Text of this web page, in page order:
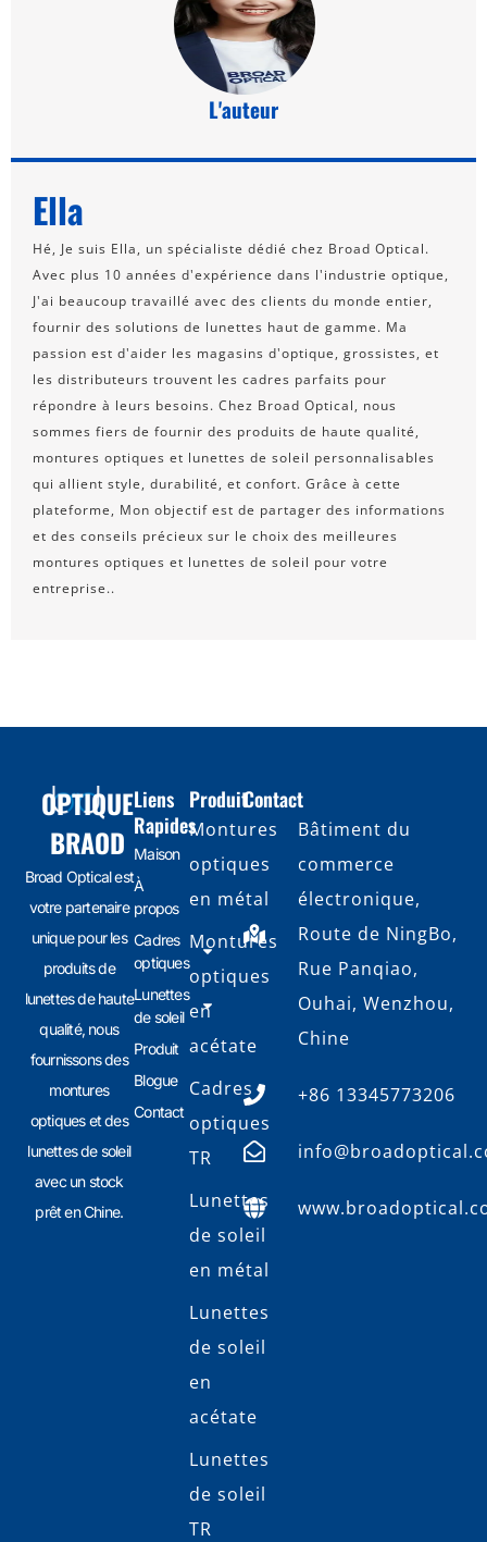
L'auteur
Ella
Hé, Je suis Ella, un spécialiste dédié chez Broad Optical.
Avec plus 10 années d'expérience dans l'industrie optique,
J'ai beaucoup travaillé avec des clients du monde entier,
fournir des solutions de lunettes haut de gamme. Ma
passion est d'aider les magasins d'optique, grossistes, et
les distributeurs trouvent les cadres parfaits pour
répondre à leurs besoins. Chez Broad Optical, nous
sommes fiers de fournir des produits de haute qualité,
montures optiques et lunettes de soleil personnalisables
qui allient style, durabilité, et confort. Grâce à cette
plateforme, Mon objectif est de partager des informations
et des conseils précieux sur le choix des meilleures
montures optiques et lunettes de soleil pour votre
entreprise..
OPTIQUE
BRAOD
Broad Optical est
votre partenaire
unique pour les
produits de
lunettes de haute
qualité, nous
fournissons des
montures
optiques et des
lunettes de soleil
avec un stock
prêt en Chine.
Liens
Rapides
Maison
À
propos
Cadres
optiques
Lunettes
de soleil
Produit
Blogue
Contact
Produit
Montures
optiques
en métal
Montures
optiques
en
acétate
Cadres
optiques
TR
Lunettes
de soleil
en métal
Lunettes
de soleil
en
acétate
Lunettes
de soleil
TR
Contact
Bâtiment du
commerce
électronique,
Route de NingBo,
Rue Panqiao,
Ouhai, Wenzhou,
Chine
+86 13345773206